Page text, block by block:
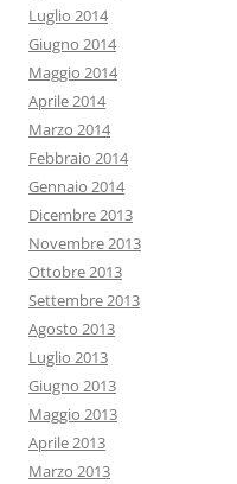
Luglio 2014
Giugno 2014
Maggio 2014
Aprile 2014
Marzo 2014
Febbraio 2014
Gennaio 2014
Dicembre 2013
Novembre 2013
Ottobre 2013
Settembre 2013
Agosto 2013
Luglio 2013
Giugno 2013
Maggio 2013
Aprile 2013
Marzo 2013